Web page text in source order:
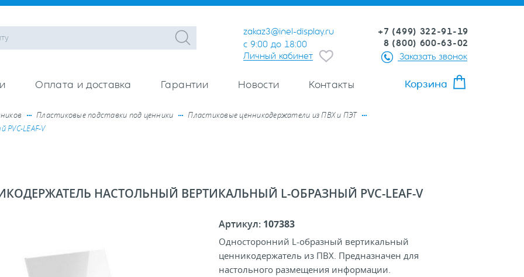
zakaz3@inel-display.ru
с 9:00 до 18:00
Личный кабинет
+7 (499) 322-91-19
8 (800) 600-63-02
Заказать звонок
Оплата и доставка Гарантии Новости Контакты Корзина
Пластиковые подставки под ценники
Пластиковые ценникодержатели из ПВХ и ПЭТ
LEAF-V
НАСТОЛЬНЫЙ ВЕРТИКАЛЬНЫЙ L-ОБРАЗНЫЙ PVC-LEAF-V
Артикул: 107383
Односторонний L-образный вертикальный
ценникодержатель из ПВХ. Предназначен для
настольного размещения информации.